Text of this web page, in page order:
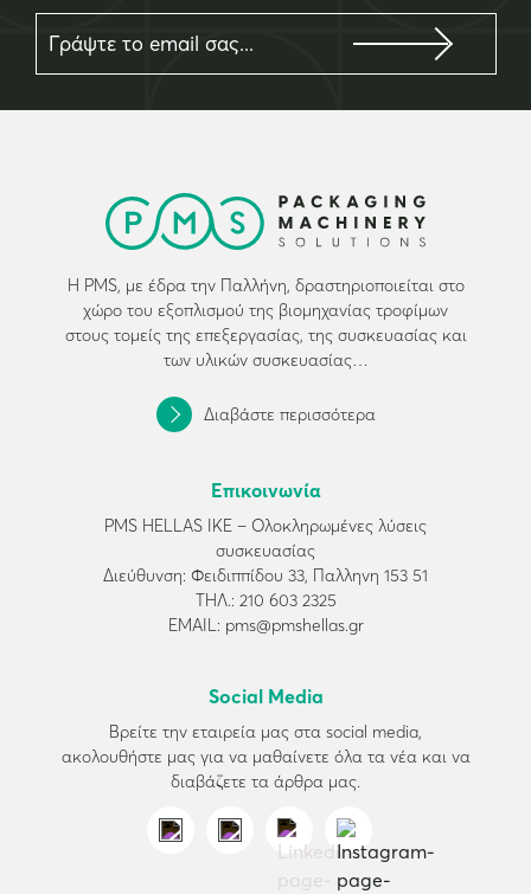
Η PMS, με έδρα την Παλλήνη, δραστηριοποιείται στο
χώρο του εξοπλισμού της βιομηχανίας τροφίμων
στους τομείς της επεξεργασίας, της συσκευασίας και
των υλικών συσκευασίας…
Διαβάστε περισσότερα
Επικοινωνία
PMS HELLAS ΙΚΕ – Ολοκληρωμένες λύσεις
συσκευασίας
Διεύθυνση: Φειδιππίδου 33, Παλληνη 153 51
ΤΗΛ.: 210 603 2325
EMAIL: pms@pmshellas.gr
Social Media
Βρείτε την εταιρεία μας στα social media,
ακολουθήστε μας για να μαθαίνετε όλα τα νέα και να
διαβάζετε τα άρθρα μας.